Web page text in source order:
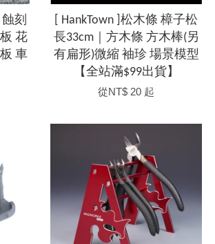
刻
花
車
[ HankTown ]松木條 樟子松
長33cm｜方木條 方木棒(另
有扁形)微縮 袖珍 場景模型
【全站滿$99出貨】
從NT$ 20 起